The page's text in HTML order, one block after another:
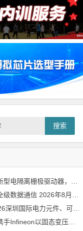
搜索
级数据通信 2026年8月8日
罗姆即将亮相2026深圳国际电力元件、可再生能源管理展览会暨研讨会
大联大诠鼎集团携手Infineon以固态变压器重构配电效率新标杆